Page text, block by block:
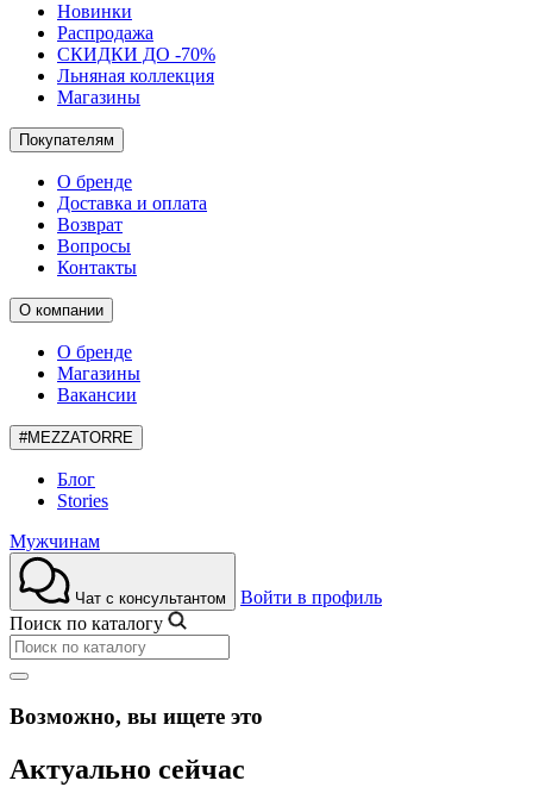
Новинки
Распродажа
СКИДКИ ДО -70%
Льняная коллекция
Магазины
Покупателям
О бренде
Доставка и оплата
Возврат
Вопросы
Контакты
О компании
О бренде
Магазины
Вакансии
#MEZZATORRE
Блог
Stories
Мужчинам
Чат с консультантом
Войти в профиль
Поиск по каталогу
Возможно, вы ищете это
Актуально сейчас